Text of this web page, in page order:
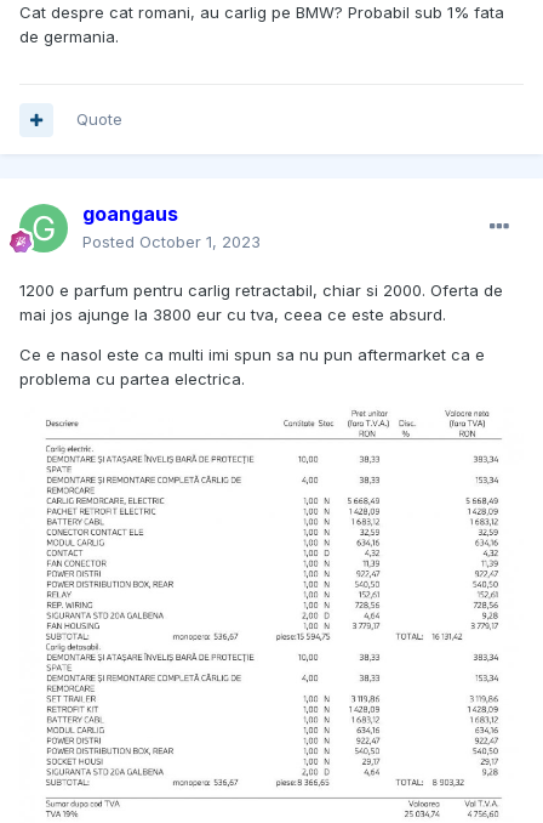
Cat despre cat romani, au carlig pe BMW? Probabil sub 1% fata
de germania.
Quote
goangaus
Posted October 1, 2023
1200 e parfum pentru carlig retractabil, chiar si 2000. Oferta de
mai jos ajunge la 3800 eur cu tva, ceea ce este absurd.
Ce e nasol este ca multi imi spun sa nu pun aftermarket ca e
problema cu partea electrica.